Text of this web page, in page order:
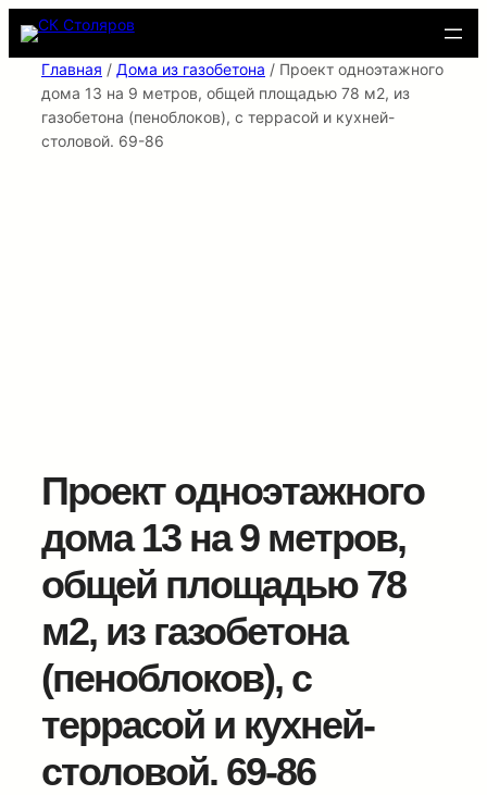
Перейти
содержимому
Главная / Дома из газобетона / Проект одноэтажного
дома 13 на 9 метров, общей площадью 78 м2, из
газобетона (пеноблоков), c террасой и кухней-
столовой. 69-86
Проект одноэтажного
дома 13 на 9 метров,
общей площадью 78
м2, из газобетона
(пеноблоков), c
террасой и кухней-
столовой. 69-86